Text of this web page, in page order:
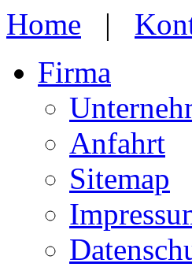
Home |
Firma
Anfahrt
Sitemap